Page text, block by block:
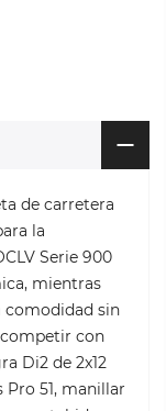
de carretera
la
Serie 900
mientras
comodidad sin
con
Di2 de 2x12
51, manillar